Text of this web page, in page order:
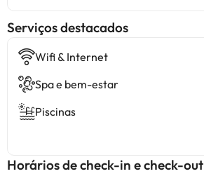
Serviços destacados
Wifi & Internet
Spa e bem-estar
Piscinas
Horários de check-in e check-out